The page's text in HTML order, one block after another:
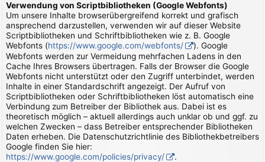
Verwendung von Scriptbibliotheken (Google Webfonts)
Um unsere Inhalte browserübergreifend korrekt und grafisch
ansprechend darzustellen, verwenden wir auf dieser Website
Scriptbibliotheken und Schriftbibliotheken wie z. B. Google
Webfonts (https://www.google.com/webfonts/
). Google
Webfonts werden zur Vermeidung mehrfachen Ladens in den
Cache Ihres Browsers übertragen. Falls der Browser die Google
Webfonts nicht unterstützt oder den Zugriff unterbindet, werden
Inhalte in einer Standardschrift angezeigt. Der Aufruf von
Scriptbibliotheken oder Schriftbibliotheken löst automatisch eine
Verbindung zum Betreiber der Bibliothek aus. Dabei ist es
theoretisch möglich – aktuell allerdings auch unklar ob und ggf. zu
welchen Zwecken – dass Betreiber entsprechender Bibliotheken
Daten erheben. Die Datenschutzrichtlinie des Bibliothekbetreibers
Google finden Sie hier:
https://www.google.com/policies/privacy/
.